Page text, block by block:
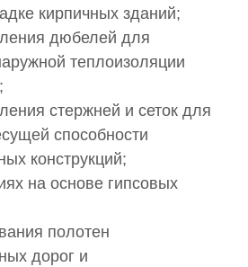
кирпичных зданий;
дюбелей для
теплоизоляции
стержней и сеток для
способности
конструкций;
на основе гипсовых
полотен
дорог и